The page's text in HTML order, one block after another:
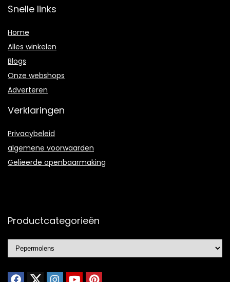
Snelle links
Home
Alles winkelen
Blogs
Onze webshops
Adverteren
Verklaringen
Privacybeleid
algemene voorwaarden
Gelieerde openbaarmaking
Productcategorieën